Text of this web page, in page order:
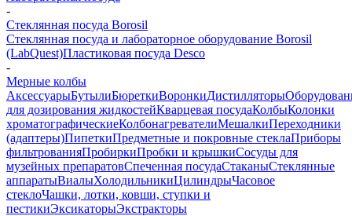
-
Стеклянная посуда Borosil
Стеклянная посуда и лабораторное оборудование Borosil
(LabQuest)Пластиковая посуда Desco
-
Мерные колбы
АксессуарыБутылиБюреткиВоронкиДистилляторы
для дозирования жидкостейКварцевая посудаКолбыКолонки
хроматографическиеКолбонагревателиМешалкиПереходники
(адаптеры)ПипеткиПредметные и покровные стеклаПриборы
фильтрованияПробиркиПробки и крышкиСосуды для
музейных препаратовСпеченная посудаСтаканыСтеклянные
аппаратыВиалыХолодильникиЦилиндрыЧасовое
стеклоЧашки, лотки, ковши, ступки и
пестикиЭксикаторыЭкстракторы